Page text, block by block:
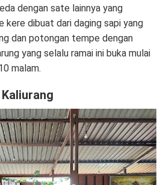
dengan sate lainnya yang
kere dibuat dari daging sapi yang
dan potongan tempe dengan
yang selalu ramai ini buka mulai
malam.